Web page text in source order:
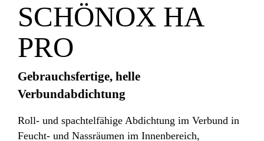
SCHÖNOX HA
PRO
Gebrauchsfertige, helle
Verbundabdichtung
Roll- und spachtelfähige Abdichtung im Verbund in
Feucht- und Nassräumen im Innenbereich,